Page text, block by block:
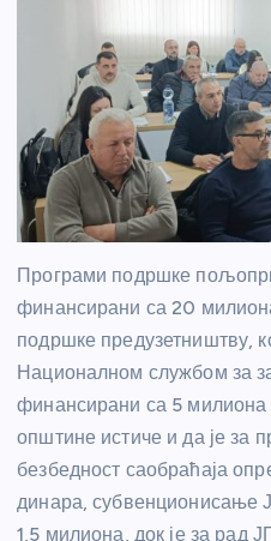
Програми подршке
финансирани са 20
подршке предузетништву,
Националном службом за
финансирани са 5
општине истиче и да је за
безбедност саобраћаја
динара, субвенционисање
1,5 милиона, док је за рад